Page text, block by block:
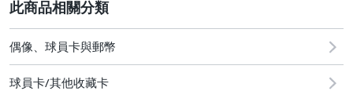
偶像、球員卡與郵幣
偶像、球員卡與郵幣
球員卡/其他收藏卡